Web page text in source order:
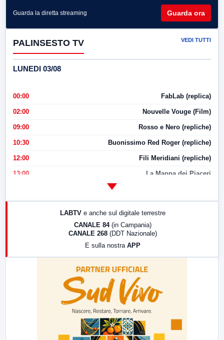
Guarda la diretta streaming Guarda ora
PALINSESTO TV VEDI TUTTI
LUNEDI 03/08
00:00 FabLab (replica)
02:00 Nouvelle Vouge (Film)
09:00 Rosso e Nero (repliche)
10:30 Buonissimo Red Roger (repliche)
12:00 Fili Meridiani (repliche)
13:00 La Mappa dei Piaceri
LABTV e anche sul digitale terrestre
CANALE 84 (in Campania)
CANALE 268 (DDT Nazionale)
E sulla nostra APP